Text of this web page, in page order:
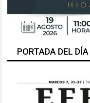
PORTADA DEL DÍA